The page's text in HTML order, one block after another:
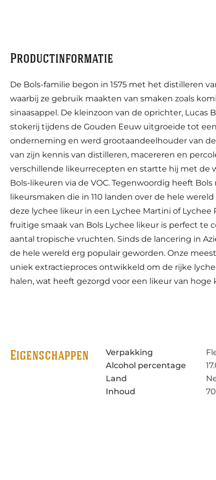
Productinformatie
De Bols-familie begon in 1575 met het distilleren
waarbij ze gebruik maakten van smaken zoals
sinaasappel. De kleinzoon van de oprichter, Lucas
stokerij tijdens de Gouden Eeuw uitgroeide tot
onderneming en werd grootaandeelhouder van de
van zijn kennis van distilleren, macereren en
verschillende likeurrecepten en startte hij met de
Bols-likeuren via de VOC. Tegenwoordig heeft
likeursmaken die in 110 landen over de hele
deze lychee likeur in een Lychee Martini of
fruitige smaak van Bols Lychee likeur is perfect te
aantal tropische vruchten. Sinds de lancering in
de hele wereld erg populair geworden. Onze
uniek extractieproces ontwikkeld om de rijke
halen, wat heeft gezorgd voor een likeur van hoge
Eigenschappen Verpakking
Alcohol percentage
Land
Inhoud